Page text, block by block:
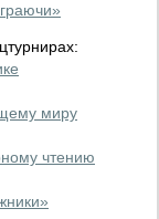
миру
чтению